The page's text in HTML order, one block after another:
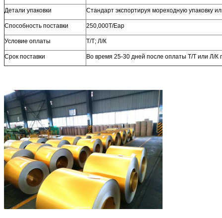
Детали упаковки Стандарт экспортируя мореходную упаковку
Способность поставки 250,000Т/Еар
Условие оплаты Т/Т; Л/К
Срок поставки Во время 25-30 дней после оплаты Т/Т или Л/К